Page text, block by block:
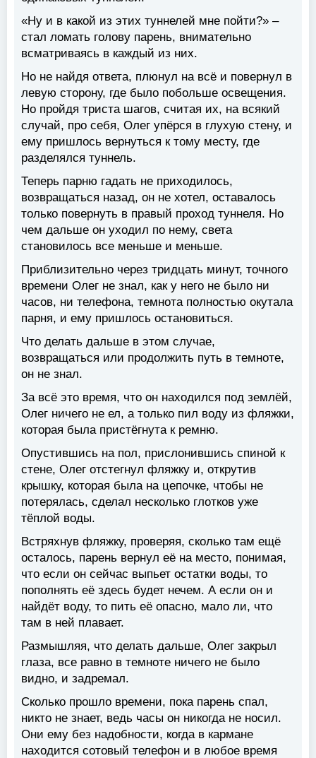
«Ну и в какой из этих туннелей мне пойти?» –
стал ломать голову парень, внимательно
всматриваясь в каждый из них.
Но не найдя ответа, плюнул на всё и повернул в
левую сторону, где было побольше освещения.
Но пройдя триста шагов, считая их, на всякий
случай, про себя, Олег упёрся в глухую стену, и
ему пришлось вернуться к тому месту, где
разделялся туннель.
Теперь парню гадать не приходилось,
возвращаться назад, он не хотел, оставалось
только повернуть в правый проход туннеля. Но
чем дальше он уходил по нему, света
становилось все меньше и меньше.
Приблизительно через тридцать минут, точного
времени Олег не знал, как у него не было ни
часов, ни телефона, темнота полностью окутала
парня, и ему пришлось остановиться.
Что делать дальше в этом случае,
возвращаться или продолжить путь в темноте,
он не знал.
За всё это время, что он находился под землёй,
Олег ничего не ел, а только пил воду из фляжки,
которая была пристёгнута к ремню.
Опустившись на пол, прислонившись спиной к
стене, Олег отстегнул фляжку и, открутив
крышку, которая была на цепочке, чтобы не
потерялась, сделал несколько глотков уже
тёплой воды.
Встряхнув фляжку, проверяя, сколько там ещё
осталось, парень вернул её на место, понимая,
что если он сейчас выпьет остатки воды, то
пополнять её здесь будет нечем. А если он и
найдёт воду, то пить её опасно, мало ли, что
там в ней плавает.
Размышляя, что делать дальше, Олег закрыл
глаза, все равно в темноте ничего не было
видно, и задремал.
Сколько прошло времени, пока парень спал,
никто не знает, ведь часы он никогда не носил.
Они ему без надобности, когда в кармане
находится сотовый телефон и в любое время